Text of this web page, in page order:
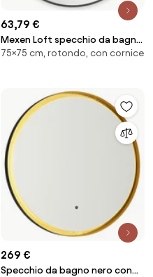
63,79 €
Mexen Loft specchio da bagno
rotondo 75 cm, cornice nera -
75×75 cm, rotondo, con cornice
269 €
Specchio da bagno nero con